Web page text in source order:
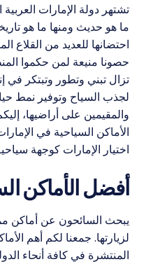
تشتهر دولة الإمارات العربية
ما هو حديث ومنها ما هو
احتضانها للعديد من القلاع
حصونا منيعة لمن حكموا
تزال تبني وتطور وتبتكر في
لجذب السياح وتوفير نمط
والمقيمين على أراضيها،
اختيار الإمارات كوجهة
أفضل الأماكن
يبحث السائحون عن
لزيارتها. جمعنا لكم أهم
المنتشرة في كافة أنحاء